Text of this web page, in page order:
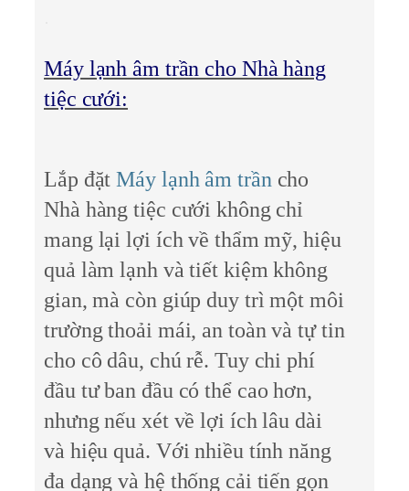
Máy lạnh âm trần cho Nhà hàng
tiệc cưới:
Lắp đặtMáy lạnh âm trần cho
Nhà hàng tiệc cưới không chỉ
mang lại lợi ích về thẩm mỹ, hiệu
quả làm lạnh và tiết kiệm không
gian, mà còn giúp duy trì một môi
trường thoải mái, an toàn và tự tin
cho cô dâu, chú rễ. Tuy chi phí
đầu tư ban đầu có thể cao hơn,
nhưng nếu xét về lợi ích lâu dài
và hiệu quả. Với nhiều tính năng
đa dạng và hệ thống cải tiến gọn